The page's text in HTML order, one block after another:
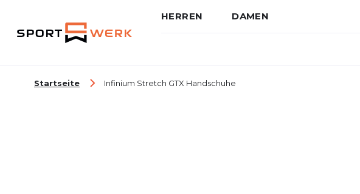
HERREN DAMEN
Startseite Infinium Stretch GTX Handschuhe